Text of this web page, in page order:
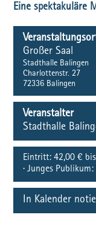
Eine spektakuläre
Großer Saal
Stadthalle Balingen
Charlottenstr. 27
72336 Balingen
Veranstalter
Stadthalle
Eintritt: 42,00 €
· Junges
In Kalender